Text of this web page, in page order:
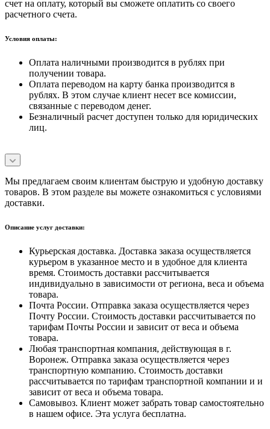
счет на оплату, который вы сможете оплатить со своего
расчетного счета.
Условия оплаты:
Оплата наличными производится в рублях при
получении товара.
Оплата переводом на карту банка производится в
рублях. В этом случае клиент несет все комиссии,
связанные с переводом денег.
Безналичный расчет доступен только для юридических
лиц.
Мы предлагаем своим клиентам быструю и удобную доставку
товаров. В этом разделе вы можете ознакомиться с условиями
доставки.
Описание услуг доставки:
Курьерская доставка. Доставка заказа осуществляется
курьером в указанное место и в удобное для клиента
время. Стоимость доставки рассчитывается
индивидуально в зависимости от региона, веса и объема
товара.
Почта России. Отправка заказа осуществляется через
Почту России. Стоимость доставки рассчитывается по
тарифам Почты России и зависит от веса и объема
товара.
Любая транспортная компания, действующая в г.
Воронеж. Отправка заказа осуществляется через
транспортную компанию. Стоимость доставки
рассчитывается по тарифам транспортной компании и и
зависит от веса и объема товара.
Самовывоз. Клиент может забрать товар самостоятельно
в нашем офисе. Эта услуга бесплатна.